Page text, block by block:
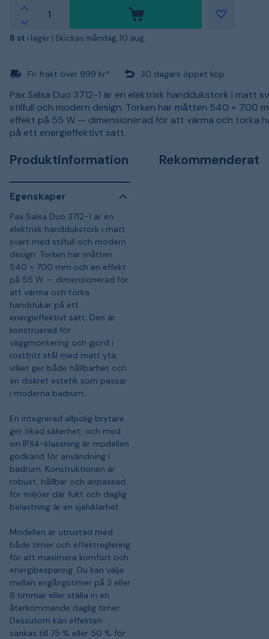
8 st i lager | Skickas måndag, 10 aug.
Fri frakt över 999 kr* 30 dagars öppet köp
Pax Salsa Duo 3712-1 är en elektrisk handdukstork i matt
stilfull och modern design. Torken har måtten 540 × 700
effekt på 55 W — dimensionerad för att värma och torka
på ett energieffektivt sätt.
Produktinformation
Egenskaper
Pax Salsa Duo 3712-1 är en
elektrisk handdukstork i matt
svart med stilfull och modern
design. Torken har måtten
540 × 700 mm och en effekt
på 55 W — dimensionerad för
att värma och torka
handdukar på ett
energieffektivt sätt. Den är
konstruerad för
väggmontering och gjord i
rostfritt stål med matt yta,
vilket ger både hållbarhet och
en diskret estetik som passar
i moderna badrum.
En integrerad allpolig brytare
ger ökad säkerhet, och med
sin IPX4-klassning är modellen
godkänd för användning i
badrum. Konstruktionen är
robust, hållbar och anpassad
för miljöer där fukt och daglig
belastning är en självklarhet.
Modellen är utrustad med
både timer och effektreglering
för att maximera komfort och
energibesparing. Du kan välja
mellan engångstimer på 3 eller
6 timmar eller ställa in en
återkommande daglig timer.
Dessutom kan effekten
sänkas till 75 % eller 50 % för
Rekommenderat